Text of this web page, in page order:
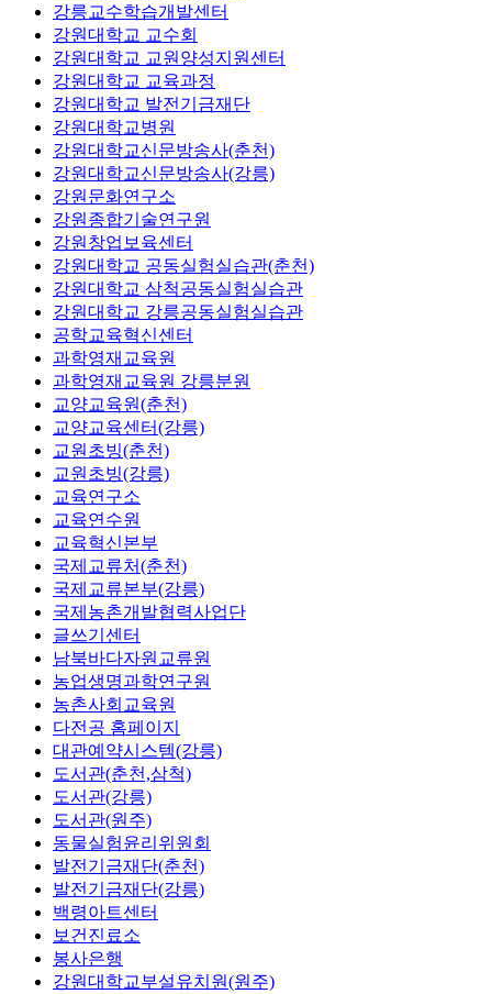
강릉교수학습개발센터
강원대학교 교수회
강원대학교 교원양성지원센터
강원대학교 교육과정
강원대학교 발전기금재단
강원대학교병원
강원대학교신문방송사(춘천)
강원대학교신문방송사(강릉)
강원문화연구소
강원종합기술연구원
강원창업보육센터
강원대학교 공동실험실습관(춘천)
강원대학교 삼척공동실험실습관
강원대학교 강릉공동실험실습관
공학교육혁신센터
과학영재교육원
과학영재교육원 강릉분원
교양교육원(춘천)
교양교육센터(강릉)
교원초빙(춘천)
교원초빙(강릉)
교육연구소
교육연수원
교육혁신본부
국제교류처(춘천)
국제교류본부(강릉)
국제농촌개발협력사업단
글쓰기센터
남북바다자원교류원
농업생명과학연구원
농촌사회교육원
다전공 홈페이지
대관예약시스템(강릉)
도서관(춘천,삼척)
도서관(강릉)
도서관(원주)
동물실험윤리위원회
발전기금재단(춘천)
발전기금재단(강릉)
백령아트센터
보건진료소
봉사은행
강원대학교부설유치원(원주)